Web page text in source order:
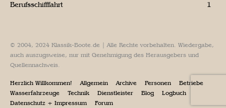
Berufsschifffahrt
1
© 2004, 2024 Klassik-Boote.de | Alle Rechte vorbehalten. Wiedergabe,
auch auszugsweise, nur mit Genehmigung des Herausgebers und
Quellennachweis.
Herzlich Willkommen! Allgemein Archive Personen
Betriebe
Wasserfahrzeuge
Technik Dienstleister Blog
Logbuch
Datenschutz + Impressum
Forum